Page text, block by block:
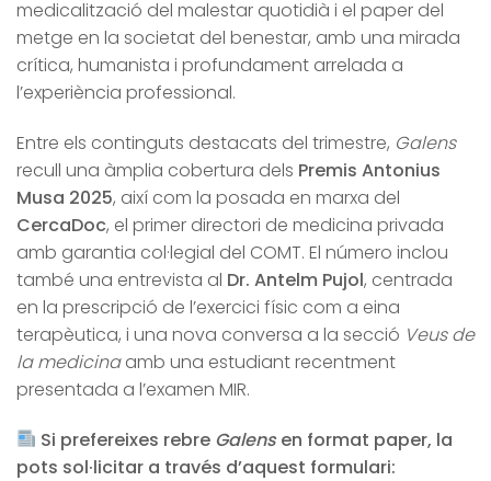
medicalització del malestar quotidià i el paper del
metge en la societat del benestar, amb una mirada
crítica, humanista i profundament arrelada a
l’experiència professional.
Entre els continguts destacats del trimestre, Galens
recull una àmplia cobertura dels Premis Antonius
Musa 2025, així com la posada en marxa del
CercaDoc, el primer directori de medicina privada
amb garantia col·legial del COMT. El número inclou
també una entrevista al Dr. Antelm Pujol, centrada
en la prescripció de l’exercici físic com a eina
terapèutica, i una nova conversa a la secció Veus de
la medicinaamb una estudiant recentment
presentada a l’examen MIR.
Si prefereixes rebre Galensen format paper, la
pots sol·licitar a través d’aquest formulari: